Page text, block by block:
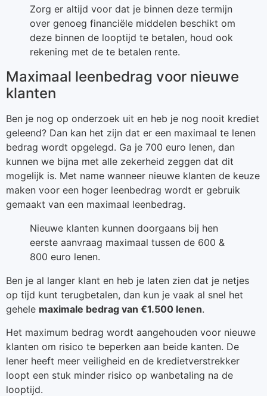
Zorg er altijd voor dat je binnen deze termijn
over genoeg financiële middelen beschikt om
deze binnen de looptijd te betalen, houd ook
rekening met de te betalen rente.
Maximaal leenbedrag voor nieuwe
klanten
Ben je nog op onderzoek uit en heb je nog nooit krediet
geleend? Dan kan het zijn dat er een maximaal te lenen
bedrag wordt opgelegd. Ga je 700 euro lenen, dan
kunnen we bijna met alle zekerheid zeggen dat dit
mogelijk is. Met name wanneer nieuwe klanten de keuze
maken voor een hoger leenbedrag wordt er gebruik
gemaakt van een maximaal leenbedrag.
Nieuwe klanten kunnen doorgaans bij hen
eerste aanvraag maximaal tussen de 600 &
800 euro lenen.
Ben je al langer klant en heb je laten zien dat je netjes
op tijd kunt terugbetalen, dan kun je vaak al snel het
gehele maximale bedrag van €1.500 lenen.
Het maximum bedrag wordt aangehouden voor nieuwe
klanten om risico te beperken aan beide kanten. De
lener heeft meer veiligheid en de kredietverstrekker
loopt een stuk minder risico op wanbetaling na de
looptijd.